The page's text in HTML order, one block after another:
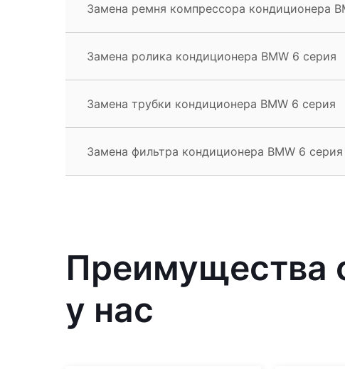
Замена ремня компрессора кондиционера
Замена ролика кондиционера BMW 6 серия
Замена трубки кондиционера BMW 6 серия
Замена фильтра кондиционера BMW 6 серия
Преимущества
у нас